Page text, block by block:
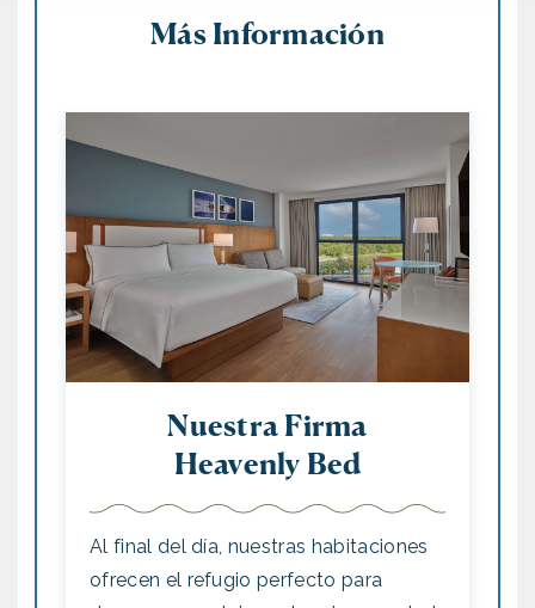
Más Información
Nuestra Firma
Heavenly Bed
Al final del día, nuestras habitaciones
ofrecen el refugio perfecto para